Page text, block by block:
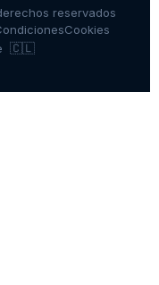
reservados
Cookies
🇨🇱